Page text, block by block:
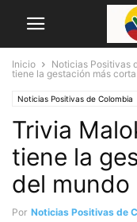
Inicio Noticias Positivas
tiene la gestación más
Noticias Positivas de Colombia
Trivia
tiene la
del mundo
Por Noticias Positivas de